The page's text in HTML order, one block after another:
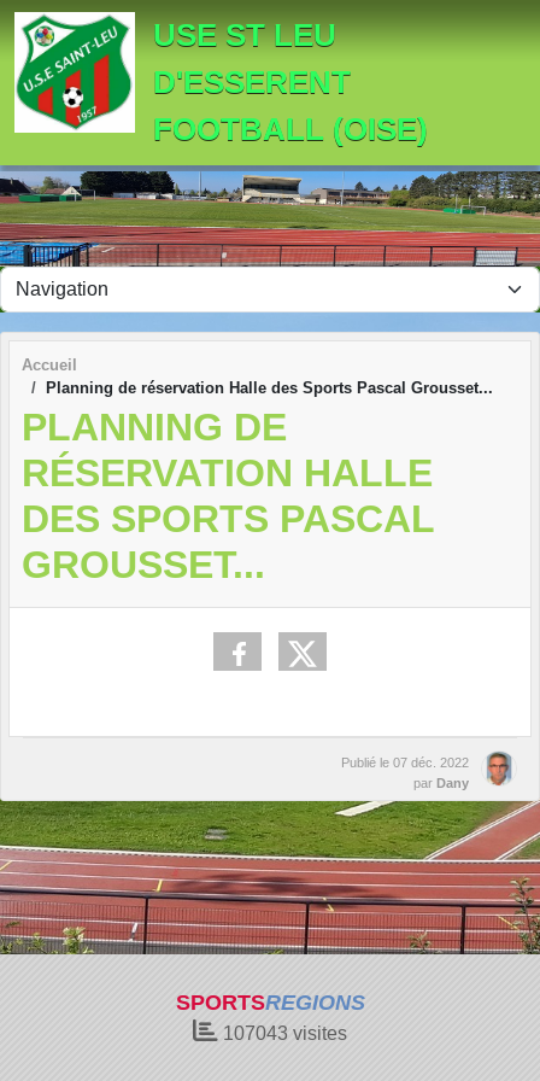
USE ST LEU
D'ESSERENT
FOOTBALL (OISE)
Accueil
Planning de réservation Halle des Sports Pascal Grousset...
PLANNING DE
RÉSERVATION HALLE
DES SPORTS PASCAL
GROUSSET...
Publié le 07 déc. 2022
par Dany
SPORTSREGIONS
107043 visites
Panneau de gestion des cookies